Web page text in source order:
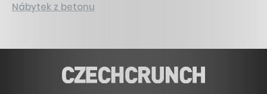
Nábytek z betonu